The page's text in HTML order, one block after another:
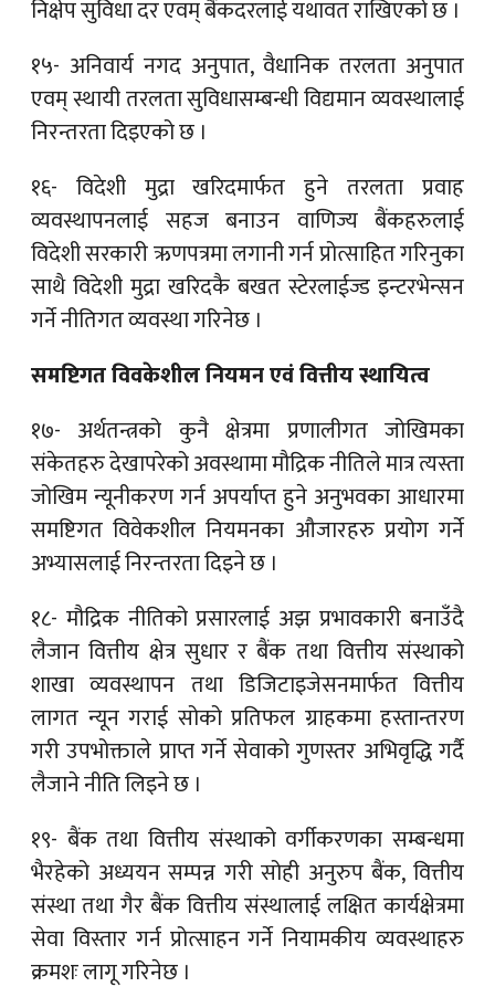
निक्षेप सुविधा दर एवम् बैंकदरलाई यथावत राखिएको छ ।
१५- अनिवार्य नगद अनुपात, वैधानिक तरलता अनुपात
एवम् स्थायी तरलता सुविधासम्बन्धी विद्यमान व्यवस्थालाई
निरन्तरता दिइएको छ ।
१६- विदेशी मुद्रा खरिदमार्फत हुने तरलता प्रवाह
व्यवस्थापनलाई सहज बनाउन वाणिज्य बैंकहरुलाई
विदेशी सरकारी ऋणपत्रमा लगानी गर्न प्रोत्साहित गरिनुका
साथै विदेशी मुद्रा खरिदकै बखत स्टेरलाईज्ड इन्टरभेन्सन
गर्ने नीतिगत व्यवस्था गरिनेछ ।
समष्टिगत विवकेशील नियमन एवं वित्तीय स्थायित्व
१७- अर्थतन्त्रको कुनै क्षेत्रमा प्रणालीगत जोखिमका
संकेतहरु देखापरेको अवस्थामा मौद्रिक नीतिले मात्र त्यस्ता
जोखिम न्यूनीकरण गर्न अपर्याप्त हुने अनुभवका आधारमा
समष्टिगत विवेकशील नियमनका औजारहरु प्रयोग गर्ने
अभ्यासलाई निरन्तरता दिइने छ ।
१८- मौद्रिक नीतिको प्रसारलाई अझ प्रभावकारी बनाउँदै
लैजान वित्तीय क्षेत्र सुधार र बैंक तथा वित्तीय संस्थाको
शाखा व्यवस्थापन तथा डिजिटाइजेसनमार्फत वित्तीय
लागत न्यून गराई सोको प्रतिफल ग्राहकमा हस्तान्तरण
गरी उपभोक्ताले प्राप्त गर्ने सेवाको गुणस्तर अभिवृद्धि गर्दै
लैजाने नीति लिइने छ ।
१९- बैंक तथा वित्तीय संस्थाको वर्गीकरणका सम्बन्धमा
भैरहेको अध्ययन सम्पन्न गरी सोही अनुरुप बैंक, वित्तीय
संस्था तथा गैर बैंक वित्तीय संस्थालाई लक्षित कार्यक्षेत्रमा
सेवा विस्तार गर्न प्रोत्साहन गर्ने नियामकीय व्यवस्थाहरु
क्रमशः लागू गरिनेछ ।